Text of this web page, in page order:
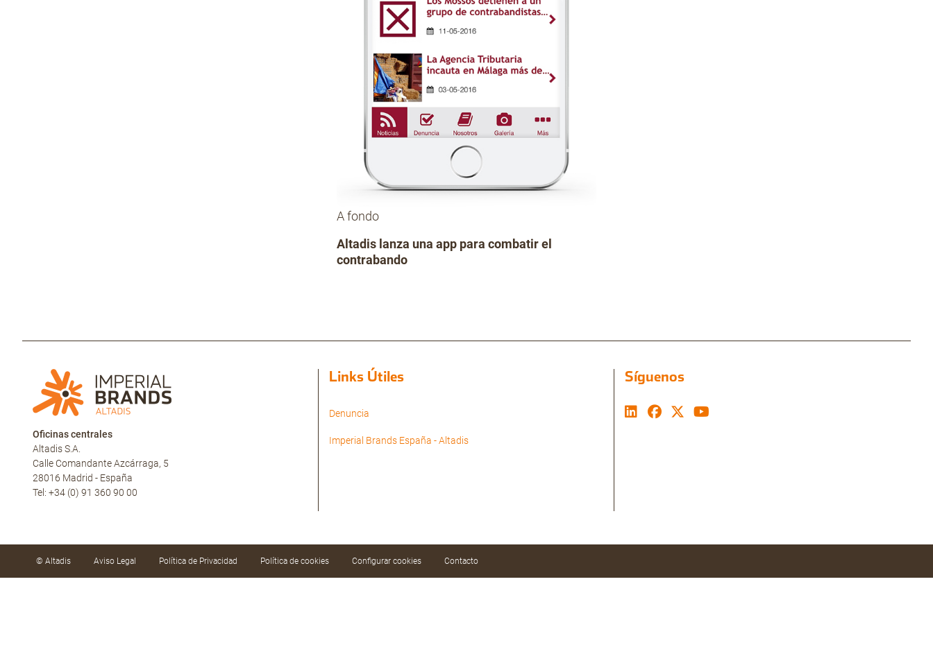
A fondo
Altadis lanza una app para combatir el
contrabando
Oficinas centrales
Altadis S.A.
Calle Comandante Azcárraga, 5
28016 Madrid - España
Tel: +34 (0) 91 360 90 00
Links Útiles
Denuncia
Imperial Brands España - Altadis
Síguenos
© Altadis Aviso Legal Política de Privacidad Política de cookies Configurar cookies Contacto